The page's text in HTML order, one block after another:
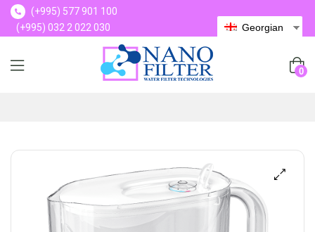
(+995) 577 901 100
(+995) 032 2 022 030
Georgian
0